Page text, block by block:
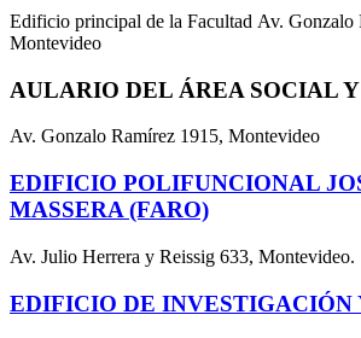
Edificio principal de la Facultad Av. Gonzalo
Montevideo
AULARIO DEL ÁREA SOCIAL
Av. Gonzalo Ramírez 1915, Montevideo
EDIFICIO POLIFUNCIONAL
MASSERA (FARO)
Av. Julio Herrera y Reissig 633, Montevideo.
EDIFICIO DE INVESTIGACIÓN